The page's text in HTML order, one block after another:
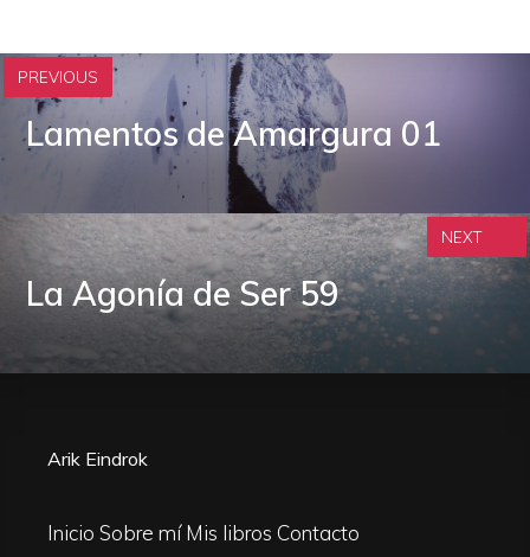
PREVIOUS
Lamentos de Amargura 01
La Agonía de Ser 59
NEXT
Arik Eindrok
Inicio Sobre mí Mis libros Contacto